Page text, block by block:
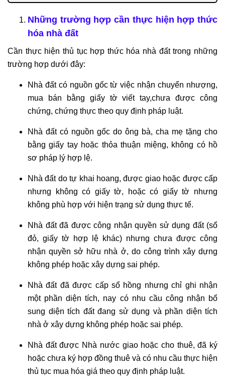
Những trường hợp cần thực hiện hợp thức
hóa nhà đất
Cần thực hiện thủ tục hợp thức hóa nhà đất trong những
trường hợp dưới đây:
Nhà đất có nguồn gốc từ việc nhận chuyển nhượng,
mua bán bằng giấy tờ viết tay,chưa được công
chứng, chứng thực theo quy định pháp luật.
Nhà đất có nguồn gốc do ông bà, cha mẹ tặng cho
bằng giấy tay hoặc thỏa thuận miệng, không có hồ
sơ pháp lý hợp lệ.
Nhà đất do tự khai hoang, được giao hoặc được cấp
nhưng không có giấy tờ, hoặc có giấy tờ nhưng
không phù hợp với hiện trạng sử dụng thực tế.
Nhà đất đã được công nhận quyền sử dụng đất (sổ
đỏ, giấy tờ hợp lệ khác) nhưng chưa được công
nhận quyền sở hữu nhà ở, do công trình xây dựng
không phép hoặc xây dựng sai phép.
Nhà đất đã được cấp sổ hồng nhưng chỉ ghi nhận
một phần diện tích, nay có nhu cầu công nhận bổ
sung diện tích đất đang sử dụng và phần diện tích
nhà ở xây dựng không phép hoặc sai phép.
Nhà đất được Nhà nước giao hoặc cho thuê, đã ký
hoặc chưa ký hợp đồng thuê và có nhu cầu thực hiện
thủ tục mua hóa giá theo quy định pháp luật.